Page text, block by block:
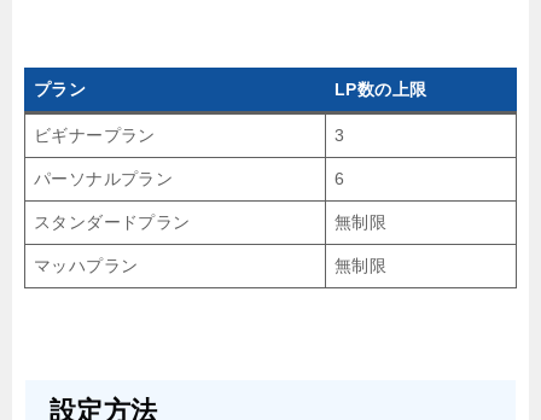
プラン LP数の上限
ビギナープラン 3
パーソナルプラン 6
スタンダードプラン 無制限
マッハプラン 無制限
設定方法